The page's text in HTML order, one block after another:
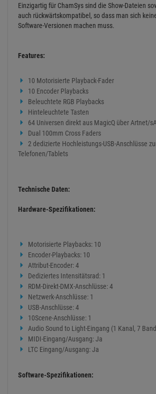
Einzigartig für ChamSys sind die Show-Dateien
auch rückwärtskompatibel, so dass man sich
Software-Versionen machen muss.
Features:
10 Motorisierte Playback-Fader
10 Encoder Playbacks
Beleuchtete RGB Playbacks
Hinteleuchtete Tasten
64 Universen direkt aus MagicQ über Artnet/
Dual 100mm Cross Faders
2 dedizierte Hochleistungs-USB-Anschlüsse
Telefonen/Tablets
Technische Daten:
Hardware-Spezifikationen:
Motorisierte Playbacks: 10
Encoder-Playbacks: 10
Attribut-Encoder: 4
Dediziertes Intensitätsrad: 1
RDM-Direkt-DMX-Anschlüsse: 4
Netzwerk-Anschlüsse: 1
USB-Anschlüsse: 4
10Scene-Anschlüsse: 1
Audio Sound to Light-Eingang (1 Kanal, 7
MIDI-Eingang/Ausgang: Ja
LTC Eingang/Ausgang: Ja
Software-Spezifikationen: